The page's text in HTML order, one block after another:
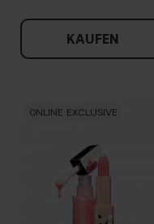
KAUFEN
ONLINE EXCLUSIVE